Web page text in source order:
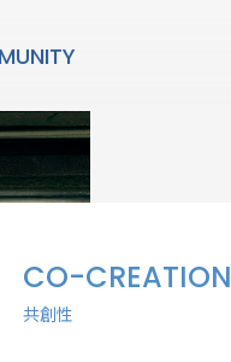
CO-CREATION
共創性